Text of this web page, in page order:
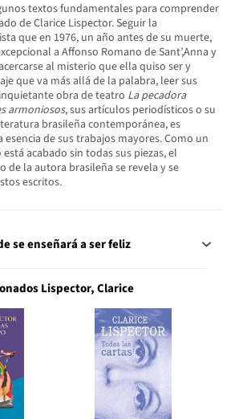
textos fundamentales para comprender
de Clarice Lispector. Seguir la
que en 1976, un año antes de su muerte,
a Affonso Romano de Sant’,Anna y
al misterio que ella quiso ser y
que va más allá de la palabra, leer sus
obra de teatro La pecadora
armoniosos, sus artículos periodísticos o su
brasileña contemporánea, es
de sus trabajos mayores. Como un
acabado sin todas sus piezas, el
de la autora brasileña se revela y se
escritos.
se enseñará a ser feliz
Lispector, Clarice